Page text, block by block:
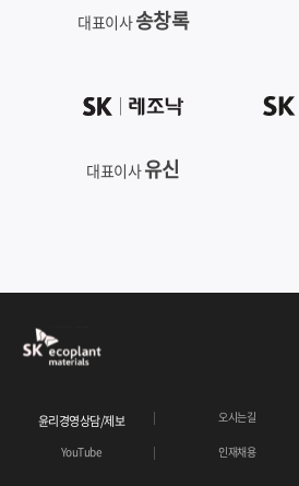
대표이사송창록
대표이사유신
윤리경영상담/제보 오시는길
YouTube 인재채용